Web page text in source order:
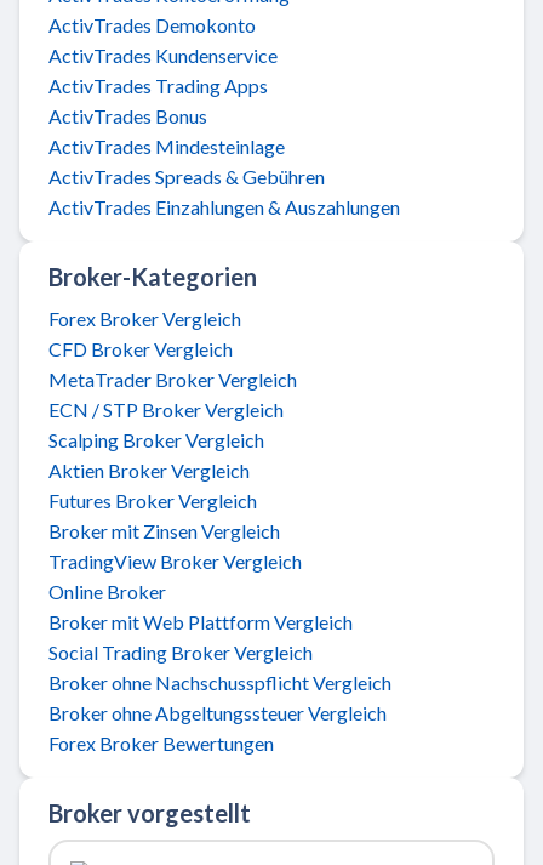
ActivTrades Demokonto
ActivTrades Kundenservice
ActivTrades Trading Apps
ActivTrades Bonus
ActivTrades Mindesteinlage
ActivTrades Spreads & Gebühren
ActivTrades Einzahlungen & Auszahlungen
Broker-Kategorien
Forex Broker Vergleich
CFD Broker Vergleich
MetaTrader Broker Vergleich
ECN / STP Broker Vergleich
Scalping Broker Vergleich
Aktien Broker Vergleich
Futures Broker Vergleich
Broker mit Zinsen Vergleich
TradingView Broker Vergleich
Online Broker
Broker mit Web Plattform Vergleich
Social Trading Broker Vergleich
Broker ohne Nachschusspflicht Vergleich
Broker ohne Abgeltungssteuer Vergleich
Forex Broker Bewertungen
Broker vorgestellt